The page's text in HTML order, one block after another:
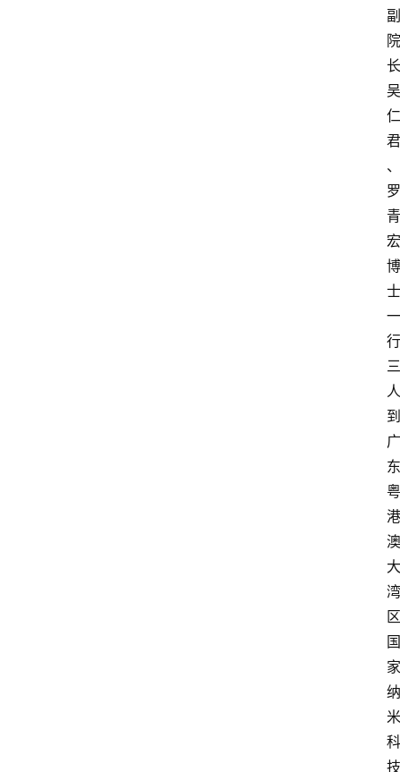
副
院
长
吴
仁
君
、
罗
青
宏
博
士
一
行
三
人
到
广
东
粤
港
澳
大
湾
区
国
家
纳
米
科
技